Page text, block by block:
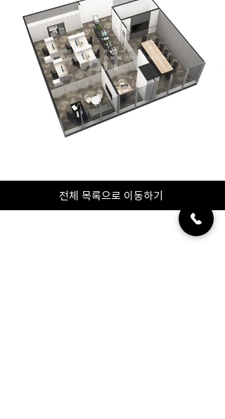
전체 목록으로 이동하기